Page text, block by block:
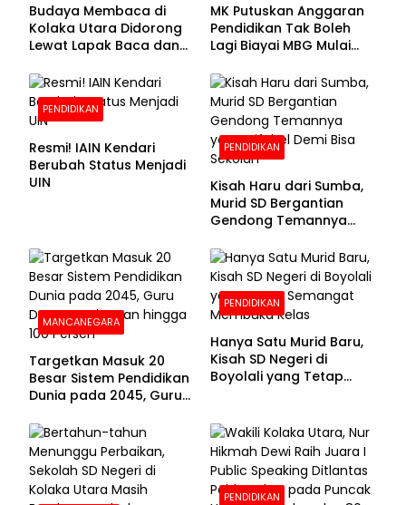
Budaya Membaca di
Kolaka Utara Didorong
Lewat Lapak Baca dan
MK Putuskan Anggaran
Pendidikan Tak Boleh
Lagi Biayai MBG Mulai
PENDIDIKAN
Resmi! IAIN Kendari
Berubah Status Menjadi
UIN
PENDIDIKAN
Kisah Haru dari Sumba,
Murid SD Bergantian
Gendong Temannya
Sekolah
MANCANEGARA
Targetkan Masuk 20
Besar Sistem Pendidikan
Dunia pada 2045, Guru
100 Persen
PENDIDIKAN
Hanya Satu Murid Baru,
Kisah SD Negeri di
Boyolali yang Tetap
PENDIDIKAN